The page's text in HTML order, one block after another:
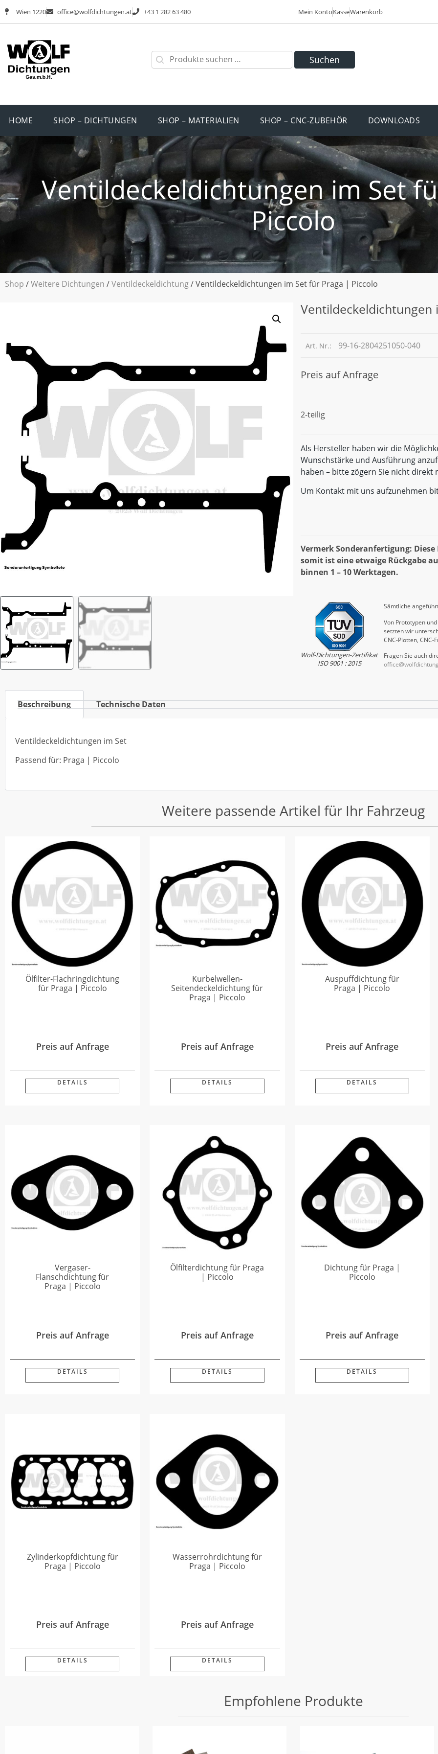
Wien 1220 office@wolfdichtungen.at +43 1 282 63 480 Mein KontoKasseWarenkorb
Suchen
HOME SHOP – DICHTUNGEN SHOP – MATERIALIEN SHOP – CNC-ZUBEHÖR DOWNLOADS
Ventildeckeldichtungen im Set
Piccolo
Shop /Weitere Dichtungen /Ventildeckeldichtung/ Ventildeckeldichtungen im Set für Praga | Piccolo
Art. Nr.: 99-16-2804251050-040
Preis auf Anfrage
2-teilig
Als Hersteller haben wir die
Wunschstärke und Ausführung
haben – bitte zögern Sie nicht
Um Kontakt mit uns aufzunehmen
Vermerk Sonderanfertigung:
somit ist eine etwaige Rückgabe
binnen 1 – 10 Werktagen.
Wolf-Dichtungen-Zertifikat
ISO 9001 : 2015
Sämtliche
Von Prototypen
setzten wir
CNC-Plotten,
Fragen Sie auch
Beschreibung Technische Daten
Ventildeckeldichtungen im Set
Passend für: Praga | Piccolo
Weitere passende Artikel für Ihr Fahrzeug
Ölfilter-Flachringdichtung
für Praga | Piccolo
Preis auf Anfrage
DETAILS
Kurbelwellen-
Seitendeckeldichtung für
Praga | Piccolo
Preis auf Anfrage
DETAILS
Auspuffdichtung für
Praga | Piccolo
Preis auf Anfrage
DETAILS
Vergaser-
Flanschdichtung für
Praga | Piccolo
Preis auf Anfrage
DETAILS
Ölfilterdichtung für Praga
| Piccolo
Preis auf Anfrage
DETAILS
Dichtung für Praga |
Piccolo
Preis auf Anfrage
DETAILS
Zylinderkopfdichtung für
Praga | Piccolo
Preis auf Anfrage
DETAILS
Wasserrohrdichtung für
Praga | Piccolo
Preis auf Anfrage
DETAILS
Empfohlene Produkte